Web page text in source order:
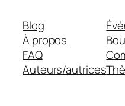
Blog
À propos
FAQ
Auteurs/autrices